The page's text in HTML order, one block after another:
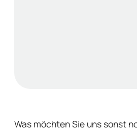
Was möchten Sie uns sonst